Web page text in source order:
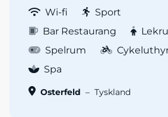
Wi-fi
Sport
Bar Restaurang
Spelrum
Spa
Osterfeld – Tyskland